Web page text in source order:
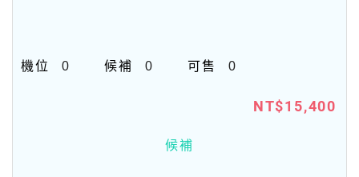
0 0 0
NT$15,400
候補